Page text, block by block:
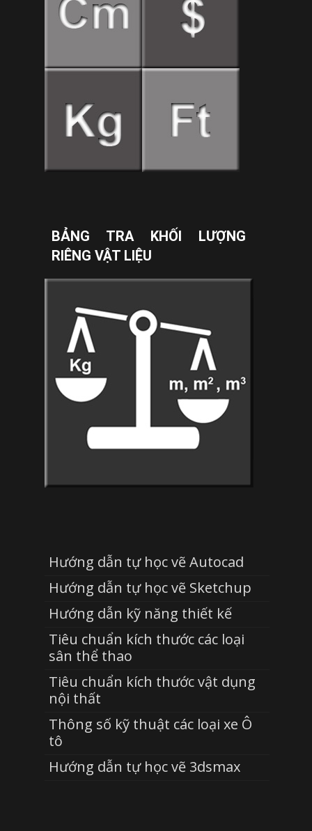
BẢNG TRA KHỐI LƯỢNG
RIÊNG VẬT LIỆU
Hướng dẫn tự học vẽ Autocad
Hướng dẫn tự học vẽ Sketchup
Hướng dẫn kỹ năng thiết kế
Tiêu chuẩn kích thước các loại
sân thể thao
Tiêu chuẩn kích thước vật dụng
nội thất
Thông số kỹ thuật các loại xe Ô
tô
Hướng dẫn tự học vẽ 3dsmax